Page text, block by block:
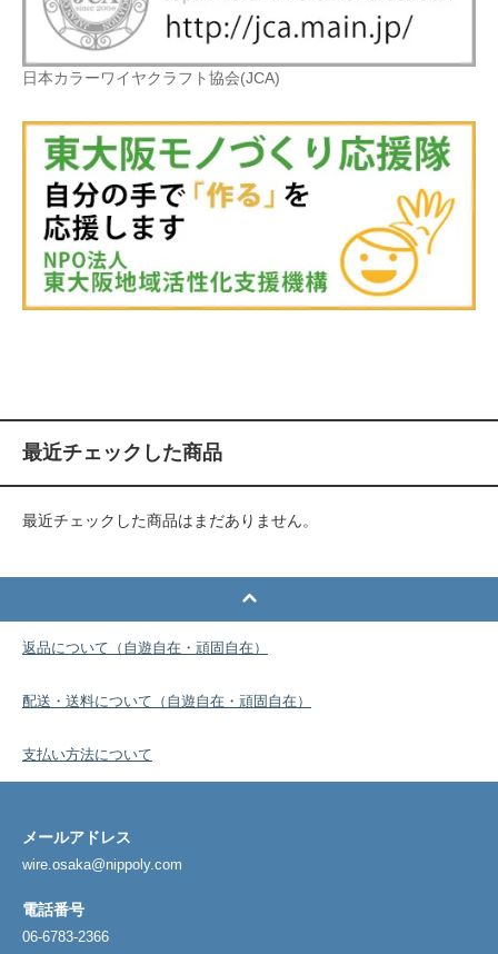
日本カラーワイヤクラフト協会(JCA)
最近チェックした商品
最近チェックした商品はまだありません。
返品について（自遊自在・頑固自在）
配送・送料について（自遊自在・頑固自在）
支払い方法について
メールアドレス
wire.osaka@nippoly.com
電話番号
06-6783-2366